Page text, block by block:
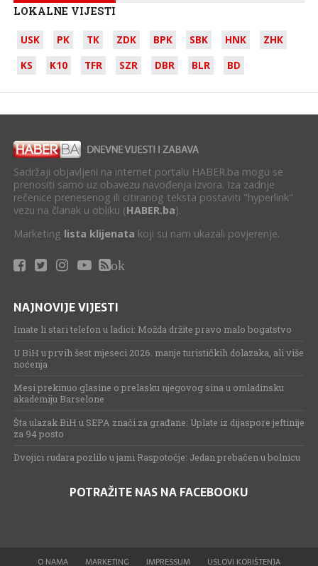
LOKALNE VIJESTI
USK PK TK ZDK BPK SBK HNK
ZHK
KS
K10 TFR SZR DBR BLR BD
Sadržaji objavljeni na internet portalu HABER.ba mogu se
prenositi samo uz obavezu navođenja izvora. Iza zadnje
rečenice prenesenog ili citiranog teksta postaviti "hyperlink"
vezu na članak u obliku (HABER.ba).
Marketing lista klijenata koji su nam ukazali povjerenje.
ok
NAJNOVIJE VIJESTI
Imate li stari telefon u ladici: Možda držite pravo malo bogatstvo
U BiH u prvih šest mjeseci 2026. manje turističkih dolazaka, ali više
noćenja
Mesi prekinuo glasine o prelasku njegovog sina u omladinsku
akademiju Barselone
Šta ulazak BiH u SEPA znači za građane: Uplate iz dijaspore jeftinije
za 94 posto
Dvojici rudara pozlilo u jami Raspotočje: Jedan prebačen u bolnicu
POTRAŽITE NAS NA FACEBOOKU
O NAMA MARKETING IMPRESSUM USLOVI KORIŠTENJA